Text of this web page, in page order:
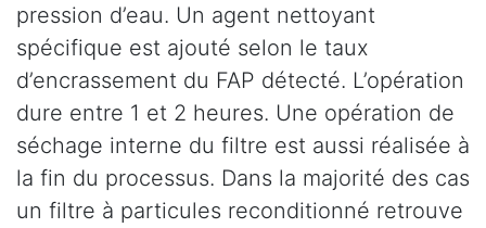
pression d’eau. Un agent nettoyant
spécifique est ajouté selon le taux
d’encrassement du FAP détecté. L’opération
dure entre 1 et 2 heures. Une opération de
séchage interne du filtre est aussi réalisée à
la fin du processus. Dans la majorité des cas
un filtre à particules reconditionné retrouve